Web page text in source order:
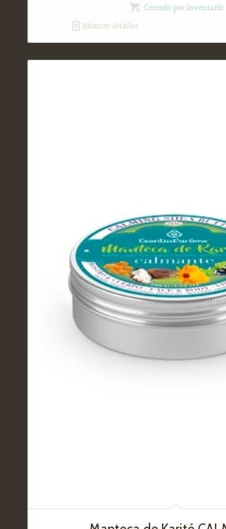
Cerrado por inventario
Mostrar detalles